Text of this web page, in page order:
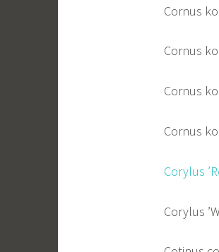
Cornus
Cornus
Cornus
Cornus
Corylus
Corylus